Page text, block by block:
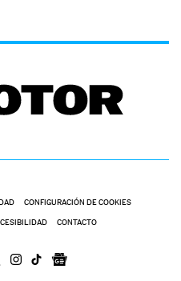
CONFIGURACIÓN DE COOKIES
CONTACTO